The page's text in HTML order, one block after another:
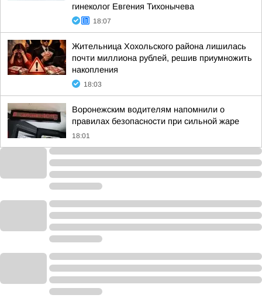
гинеколог Евгения Тихонычева
18:07
Жительница Хохольского района лишилась
почти миллиона рублей, решив приумножить
накопления
18:03
Воронежским водителям напомнили о
правилах безопасности при сильной жаре
18:01